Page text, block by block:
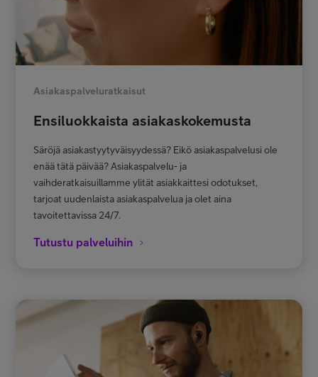
Asiakaspalveluratkaisut
Ensiluokkaista asiakaskokemusta
Säröjä asiakastyytyväisyydessä? Eikö asiakaspalvelusi ole
enää tätä päivää? Asiakaspalvelu- ja
vaihderatkaisuillamme ylität asiakkaittesi odotukset,
tarjoat uudenlaista asiakaspalvelua ja olet aina
tavoitettavissa 24/7.
Tutustu palveluihin